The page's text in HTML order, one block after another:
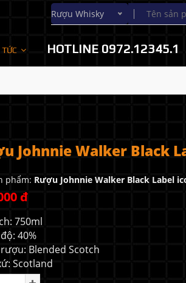
Rượu Whisky
HOTLINE 0972.12345.1
Johnnie Walker Black
phẩm: Rượu Johnnie Walker Black Label
đ
750ml
40%
Blended Scotch
Scotland